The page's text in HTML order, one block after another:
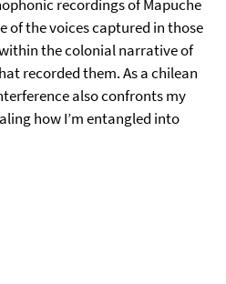
recordings of Mapuche
of the voices captured in those
the colonial narrative of
recorded them. As a chilean
also confronts my
how I’m entangled into